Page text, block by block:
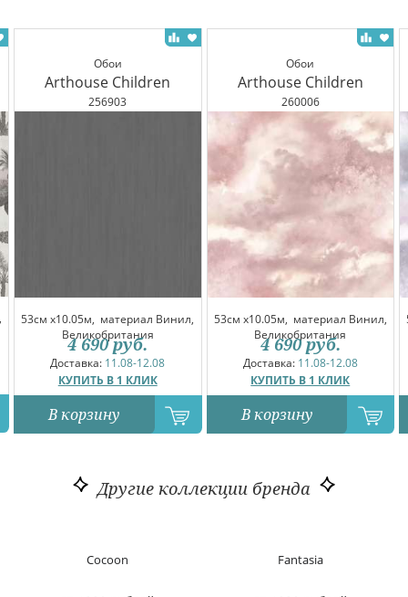
Обои
Arthouse Children
256903
53см x10.05м, материал Винил,
Великобритания
Доставка: 11.08-12.08
КУПИТЬ В 1 КЛИК
4 690 руб.
В корзину
Обои
Arthouse Children
260006
53см x10.05м, материал Винил,
Великобритания
Доставка: 11.08-12.08
КУПИТЬ В 1 КЛИК
4 690 руб.
В корзину
Другие коллекции бренда
Cocoon Fantasia